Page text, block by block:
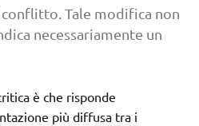
conflitto. Tale modifica non
necessariamente un
è che risponde
più diffusa tra i